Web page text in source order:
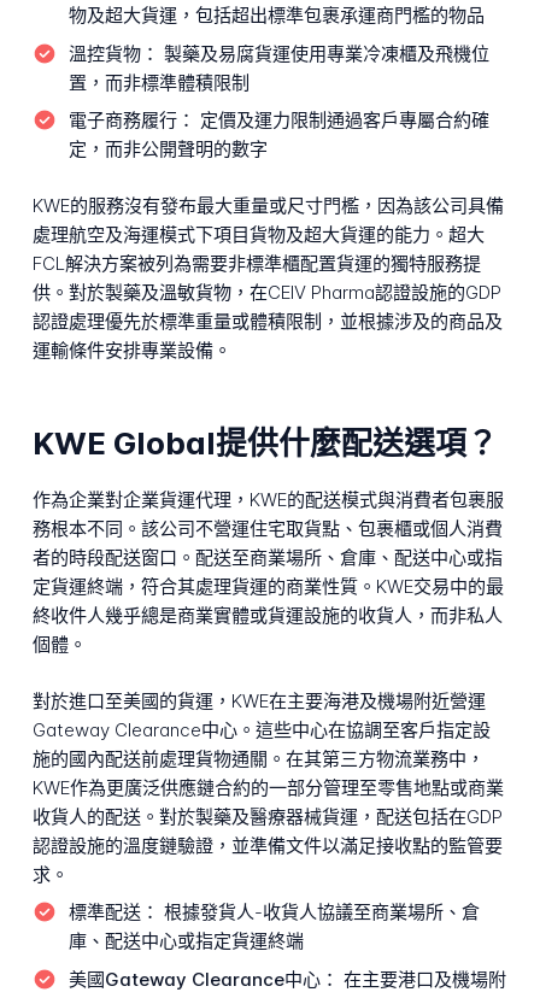
物及超大貨運，包括超出標準包裹承運商門檻的物品
溫控貨物： 製藥及易腐貨運使用專業冷凍櫃及飛機位
置，而非標準體積限制
電子商務履行： 定價及運力限制通過客戶專屬合約確
定，而非公開聲明的數字
KWE的服務沒有發布最大重量或尺寸門檻，因為該公司具備
處理航空及海運模式下項目貨物及超大貨運的能力。超大
FCL解決方案被列為需要非標準櫃配置貨運的獨特服務提
供。對於製藥及溫敏貨物，在CEIV Pharma認證設施的GDP
認證處理優先於標準重量或體積限制，並根據涉及的商品及
運輸條件安排專業設備。
KWE Global提供什麼配送選項？
作為企業對企業貨運代理，KWE的配送模式與消費者包裹服
務根本不同。該公司不營運住宅取貨點、包裹櫃或個人消費
者的時段配送窗口。配送至商業場所、倉庫、配送中心或指
定貨運終端，符合其處理貨運的商業性質。KWE交易中的最
終收件人幾乎總是商業實體或貨運設施的收貨人，而非私人
個體。
對於進口至美國的貨運，KWE在主要海港及機場附近營運
Gateway Clearance中心。這些中心在協調至客戶指定設
施的國內配送前處理貨物通關。在其第三方物流業務中，
KWE作為更廣泛供應鏈合約的一部分管理至零售地點或商業
收貨人的配送。對於製藥及醫療器械貨運，配送包括在GDP
認證設施的溫度鏈驗證，並準備文件以滿足接收點的監管要
求。
標準配送： 根據發貨人-收貨人協議至商業場所、倉
庫、配送中心或指定貨運終端
美國Gateway Clearance中心： 在主要港口及機場附